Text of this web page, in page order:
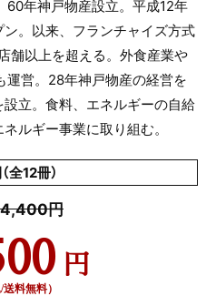
年神戸物産設立。平成12年
。以来、フランチャイズ方式
舗以上を超える。外食産業や
営。28年神戸物産の経営を
立。食料、エネルギーの自給
ルギー事業に取り組む。
全12冊）
円
円
送料無料）